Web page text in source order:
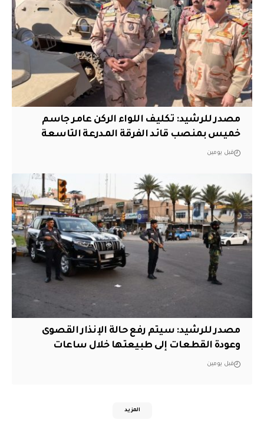
مصدر للرشيد: تكليف اللواء الركن عامر جاسم
خميس بمنصب قائد الفرقة المدرعة التاسعة
قبل يومين
مصدر للرشيد: سيتم رفع حالة الإنذار القصوى
وعودة القطعات إلى طبيعتها خلال ساعات
قبل يومين
المزيد